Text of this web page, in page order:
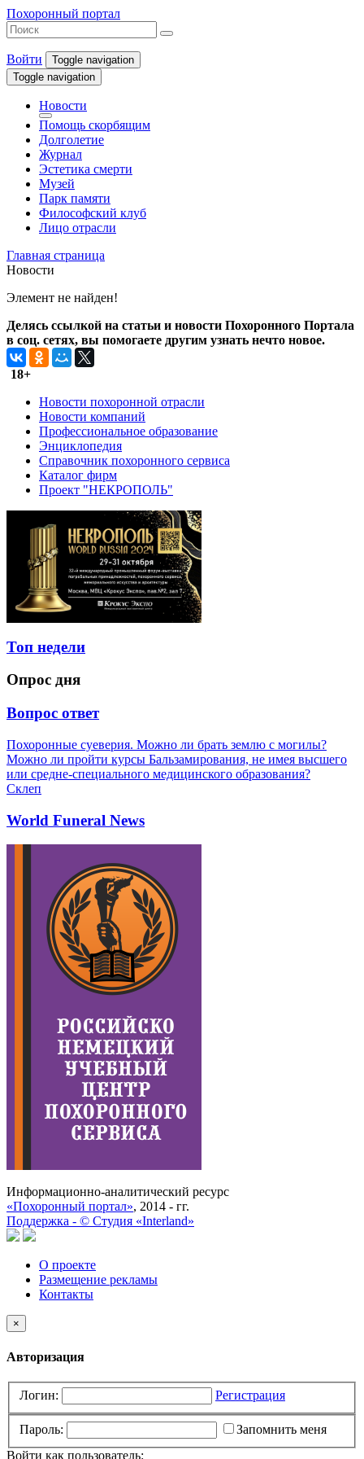
Похоронный портал
Войти
Toggle navigation
Toggle navigation
Новости
Помощь скорбящим
Долголетие
Журнал
Эстетика смерти
Музей
Парк памяти
Философский клуб
Лицо отрасли
Главная страница
Новости
Элемент не найден!
Делясь ссылкой на статьи и новости Похоронного Портала
в соц. сетях, вы помогаете другим узнать нечто новое.
18+
Новости похоронной отрасли
Новости компаний
Профессиональное образование
Энциклопедия
Справочник похоронного сервиса
Каталог фирм
Проект "НЕКРОПОЛЬ"
Топ недели
Опрос дня
Вопрос ответ
Похоронные суеверия. Можно ли брать землю с могилы?
Можно ли пройти курсы Бальзамирования, не имея высшего
или средне-специального медицинского образования?
Склеп
World Funeral News
Информационно-аналитический ресурс
«Похоронный портал», 2014 - гг.
Поддержка - © Cтудия «Interland»
О проекте
Размещение рекламы
Контакты
×
Авторизация
Логин: Регистрация
Пароль:
Запомнить меня
Войти как пользователь: